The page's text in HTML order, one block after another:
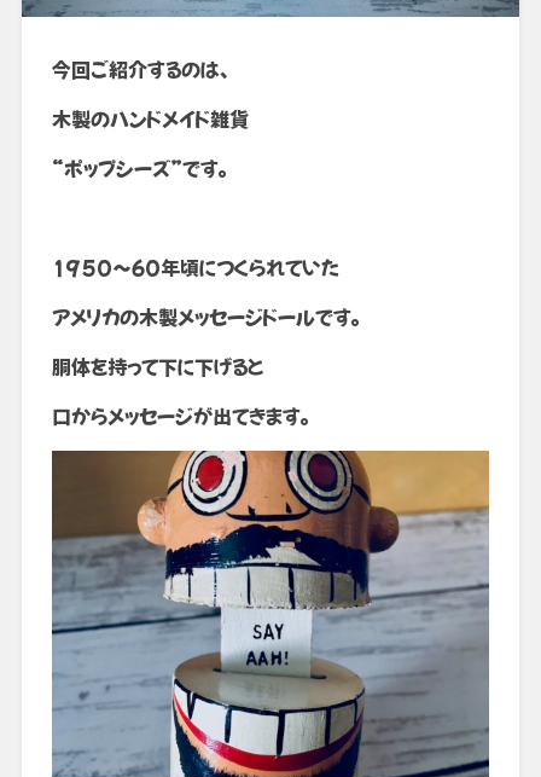
今回ご紹介するのは、
木製のハンドメイド雑貨
“ポップシーズ”です。
1950〜60年頃につくられていた
アメリカの木製メッセージドールです。
胴体を持って下に下げると
口からメッセージが出てきます。